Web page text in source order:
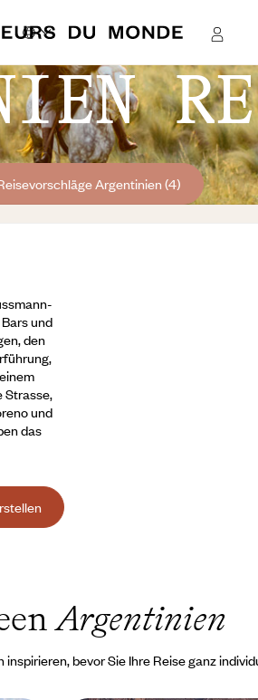
Argentinien (4)
und
den
Strasse,
und
das
Argentinien
bevor Sie Ihre Reise ganz